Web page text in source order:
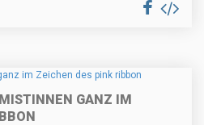
GANZ IM